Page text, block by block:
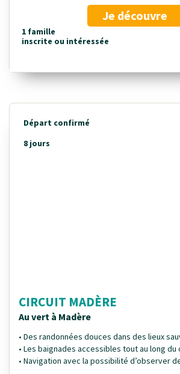
Je découvre
1 famille
inscrite ou intéressée
Départ confirmé
8 jours
CIRCUIT MADÈRE
Au vert à Madère
• Des randonnées douces dans des lieux
• Les baignades accessibles tout au long du
• Navigation avec la possibilité d’observer